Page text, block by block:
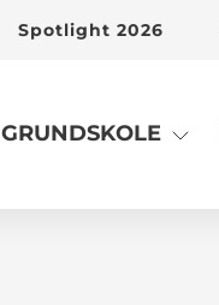
Spotlight 2026
GRUNDSKOLE